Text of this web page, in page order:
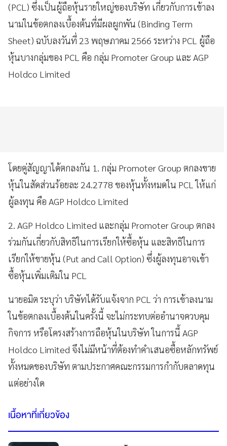
(PCL) ซึ่งเป็นผู้ถือหุ้นรายใหญ่ของบริษัท เกี่ยวกับการเข้าลง
นามในข้อตกลงเบื้องต้นที่มีผลผูกพัน (Binding Term
Sheet) ฉบับลงวันที่ 23 พฤษภาคม 2566 ระหว่าง PCL ผู้ถือ
หุ้นบางกลุ่มของ PCL คือ กลุ่ม Promoter Group และ AGP
Holdco Limited
โดยคู่สัญญาได้ตกลงกัน 1. กลุ่ม Promoter Group ตกลงขาย
หุ้นในสัดส่วนร้อยละ 24.2778 ของหุ้นทั้งหมดใน PCL ให้แก่
ผู้ลงทุน คือ AGP Holdco Limited
2. AGP Holdco Limited และกลุ่ม Promoter Group ตกลง
ร่วมกันเกี่ยวกับสิทธิในการเรียกให้ซื้อหุ้น และสิทธิในการ
เรียกให้ขายหุ้น (Put and Call Option) ซึ่งผู้ลงทุนอาจเข้า
ซื้อหุ้นเพิ่มเติมใน PCL
นายอมิต ระบุว่า บริษัทได้รับแจ้งจาก PCL ว่า การเข้าลงนาม
ในข้อตกลงเบื้องต้นในครั้งนี้ จะไม่กระทบต่ออํานาจควบคุม
กิจการ หรือโครงสร้างการถือหุ้นในบริษัท ในการนี้ AGP
Holdco Limited จึงไม่มีหน้าที่ต้องทําคําเสนอซื้อหลักทรัพย์
ทั้งหมดของบริษัท ตามประกาศคณะกรรมการกํากับตลาดทุน
แต่อย่างใด
เนื้อหาที่เกี่ยวข้อง